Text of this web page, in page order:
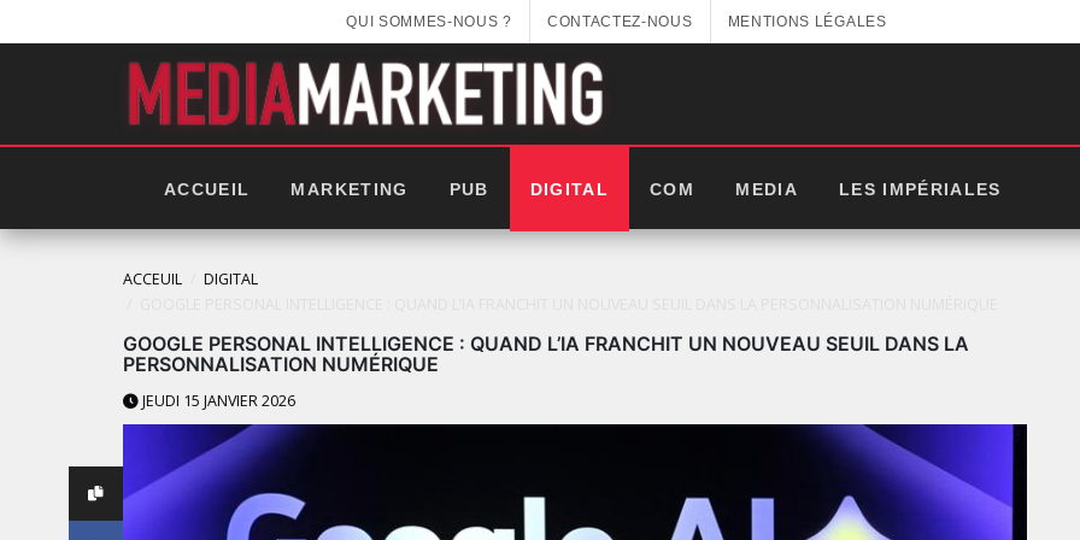
QUI SOMMES-NOUS ? CONTACTEZ-NOUS MENTIONS LÉGALES
ACCUEIL MARKETING PUB DIGITAL COM MEDIA LES IMPÉRIALES
ACCEUIL
DIGITAL
GOOGLE PERSONAL INTELLIGENCE : QUAND L’IA FRANCHIT UN NOUVEAU SEUIL DANS LA
PERSONNALISATION NUMÉRIQUE
JEUDI 15 JANVIER 2026
LES IMPÉRIALES WEEK 2025: